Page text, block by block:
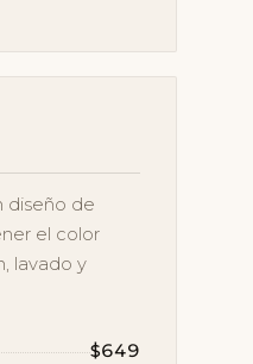
diseño de
el color
lavado y
$649